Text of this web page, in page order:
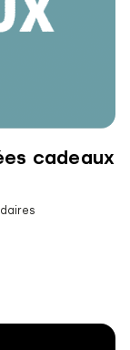
cadeaux